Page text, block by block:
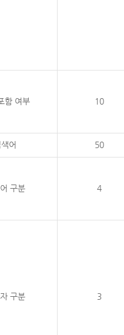
함 여부 10
어 50
구분 4
구분 3